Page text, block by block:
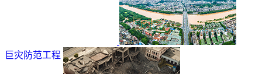
巨灾防范工程